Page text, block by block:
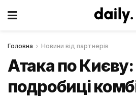
Головна Новини від партнерів
Атака по
подробиці